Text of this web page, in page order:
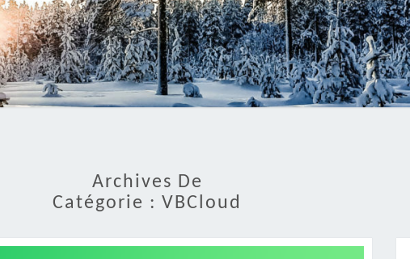
Archives De
Catégorie : VBCloud